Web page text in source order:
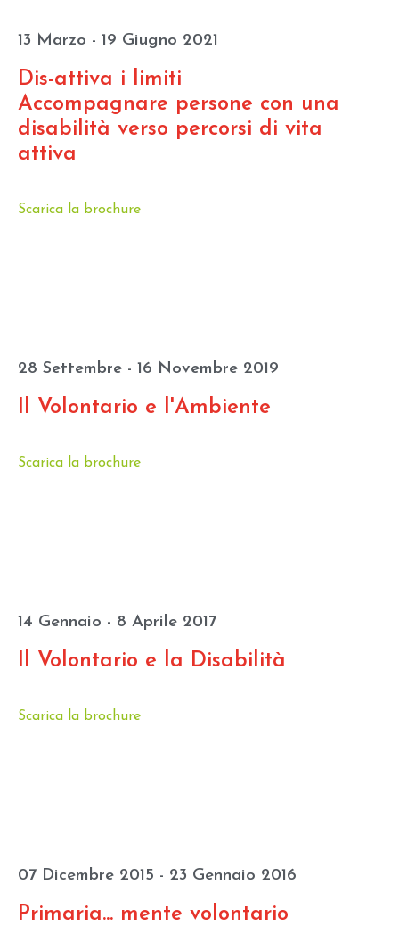
13 Marzo - 19 Giugno 2021
Dis-attiva i limiti
Accompagnare persone con una
disabilità verso percorsi di vita
attiva
Scarica la brochure
28 Settembre - 16 Novembre 2019
Il Volontario e l'Ambiente
Scarica la brochure
14 Gennaio - 8 Aprile 2017
Il Volontario e la Disabilità
Scarica la brochure
07 Dicembre 2015 - 23 Gennaio 2016
Primaria... mente volontario